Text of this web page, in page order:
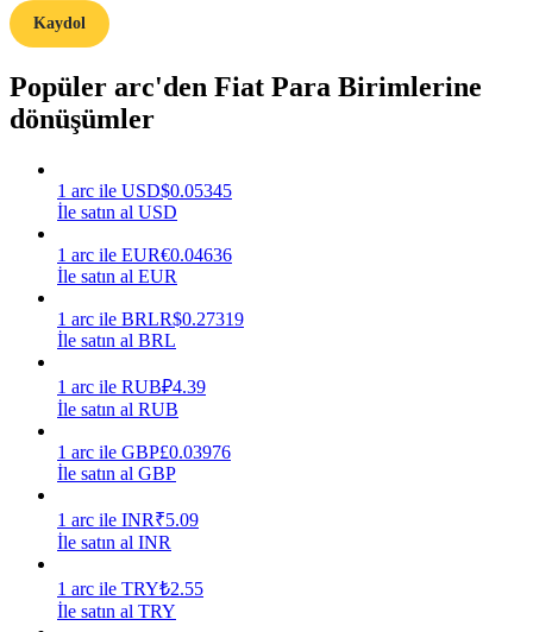
Power Piggy
Kaydol
Popüler arc'den Fiat Para Birimlerine
dönüşümler
1 arc ile USD$0.05345
İle satın al USD
1 arc ile EUR€0.04636
İle satın al EUR
1 arc ile BRLR$0.27319
İle satın al BRL
1 arc ile RUB₽4.39
İle satın al RUB
1 arc ile GBP£0.03976
İle satın al GBP
1 arc ile INR₹5.09
İle satın al INR
1 arc ile TRY₺2.55
İle satın al TRY